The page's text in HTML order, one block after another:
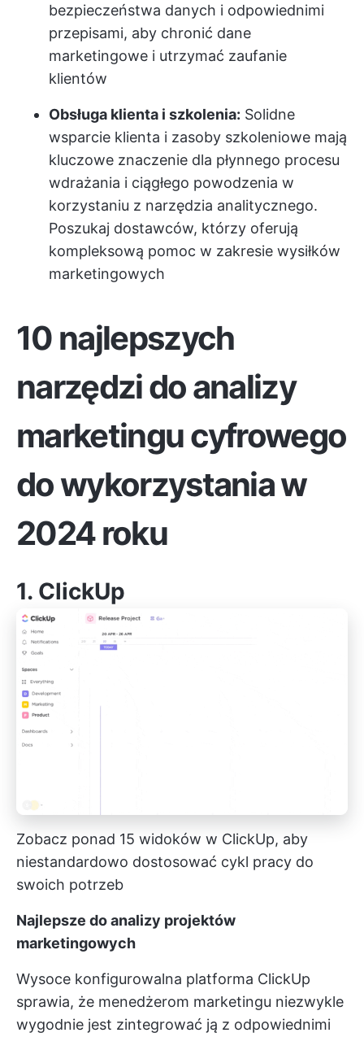
bezpieczeństwa danych i odpowiednimi
przepisami, aby chronić dane
marketingowe i utrzymać zaufanie
klientów
Obsługa klienta i szkolenia: Solidne
wsparcie klienta i zasoby szkoleniowe mają
kluczowe znaczenie dla płynnego procesu
wdrażania i ciągłego powodzenia w
korzystaniu z narzędzia analitycznego.
Poszukaj dostawców, którzy oferują
kompleksową pomoc w zakresie wysiłków
marketingowych
10 najlepszych
narzędzi do analizy
marketingu cyfrowego
do wykorzystania w
2024 roku
1. ClickUp
Zobacz ponad 15 widoków w ClickUp, aby
niestandardowo dostosować cykl pracy do
swoich potrzeb
Najlepsze do analizy projektów
marketingowych
Wysoce konfigurowalna platforma ClickUp
sprawia, że menedżerom marketingu niezwykle
wygodnie jest zintegrować ją z odpowiednimi